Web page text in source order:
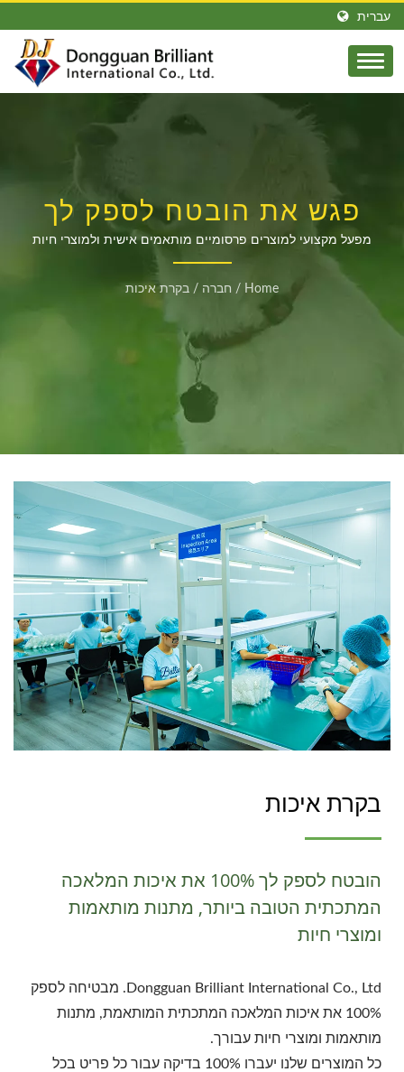
עברית
פגש את הובטח לספק לך
100% את איכות המלאכה
המתכתית הטובה ביותר,
מתנות מותאמות ומוצרי
חיות – שותף הייצור שלך
מפעל מקצועי למוצרים פרסומיים מותאמים אישית ולמוצרי חיות
מחמד מאז 2003
Home
/ חברה / בקרת איכות
בקרת איכות
הובטח לספק לך 100% את איכות המלאכה
המתכתית הטובה ביותר, מתנות מותאמות
ומוצרי חיות
Dongguan Brilliant International Co., Ltd. מבטיחה לספק
100% את איכות המלאכה המתכתית המותאמת, מתנות
מותאמות ומוצרי חיות עבורך.
כל המוצרים שלנו יעברו 100% בדיקה עבור כל פריט בכל